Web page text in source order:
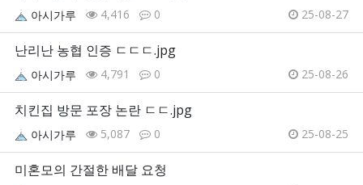
아시가루 4,416 0 25-08-27
난리난 농협 인증 ㄷㄷㄷ.jpg
아시가루 4,791 0 25-08-26
치킨집 방문 포장 논란 ㄷㄷ.jpg
아시가루 5,087 0 25-08-25
미혼모의 간절한 배달 요청